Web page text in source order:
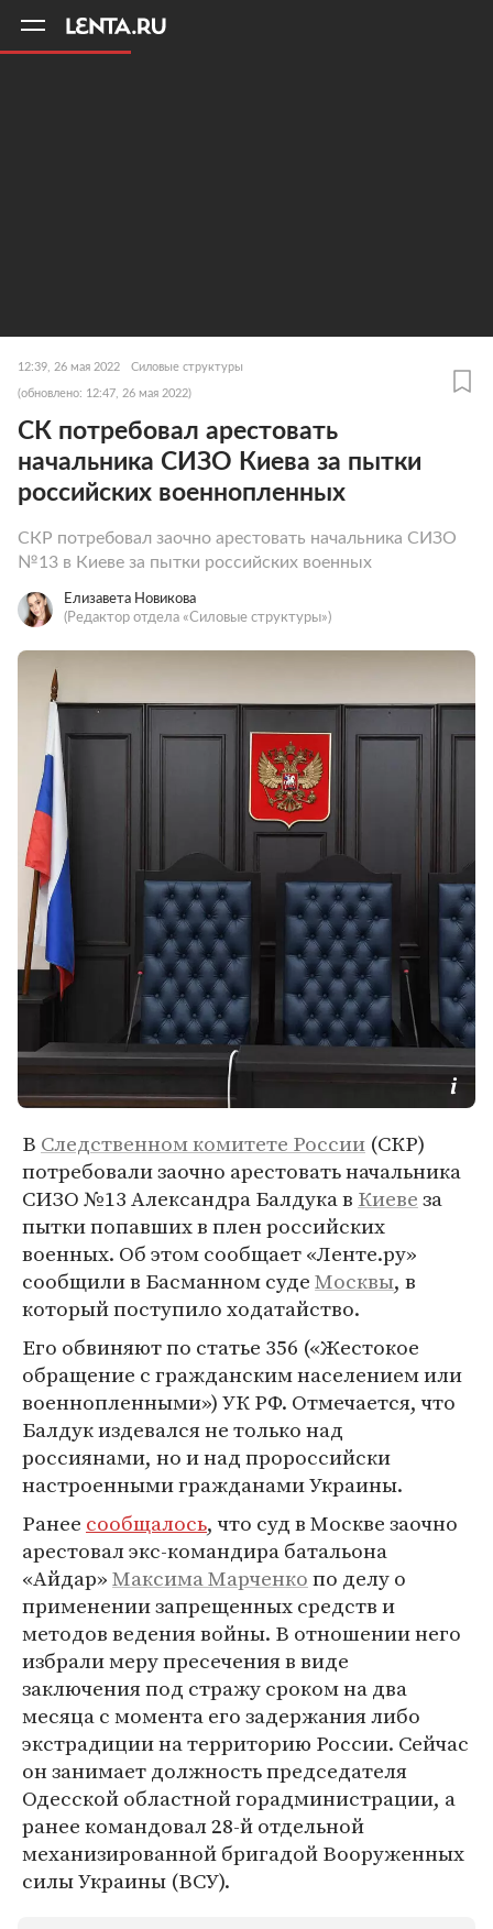
12:39, 26 мая 2022 Силовые структуры
(обновлено: 12:47, 26 мая 2022)
СК потребовал арестовать
начальника СИЗО Киева за пытки
российских военнопленных
СКР потребовал заочно арестовать начальника СИЗО
№13 в Киеве за пытки российских военных
Елизавета Новикова
(Редактор отдела «Силовые структуры»)
В Следственном комитете России (СКР)
потребовали заочно арестовать начальника
СИЗО №13 Александра Балдука в Киевеза
пытки попавших в плен российских
военных. Об этом сообщает «Ленте.ру»
сообщили в Басманном судеМосквы, в
который поступило ходатайство.
Его обвиняют по статье 356 («Жестокое
обращение с гражданским населением или
военнопленными») УК РФ. Отмечается, что
Балдук издевался не только над
россиянами, но и над пророссийски
настроенными гражданами Украины.
Ранее сообщалось, что суд в Москве заочно
арестовал экс-командира батальона
«Айдар»Максима Марченкопо делу о
применении запрещенных средств и
методов ведения войны. В отношении него
избрали меру пресечения в виде
заключения под стражу сроком на два
месяца с момента его задержания либо
экстрадиции на территорию России. Сейчас
он занимает должность председателя
Одесской областной горадминистрации, а
ранее командовал 28-й отдельной
механизированной бригадой Вооруженных
силы Украины (ВСУ).